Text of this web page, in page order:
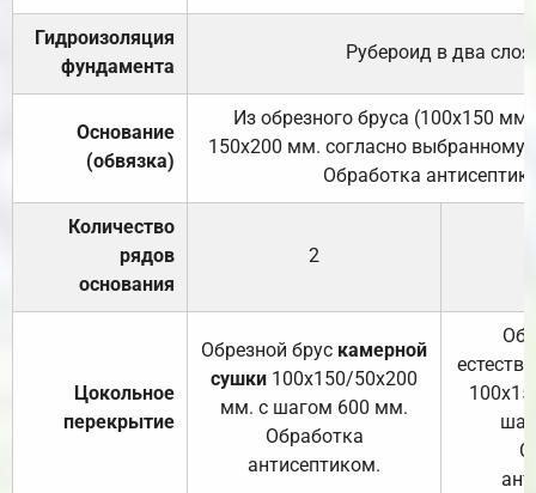
Гидроизоляция
фундамента
Рубероид в два слоя.
Основание
(обвязка)
Из обрезного бруса (100х150
150х200 мм. согласно выбранному
Обработка
Количество
рядов
основания
2
Цокольное
перекрытие
Обрезной брус камерной
сушки 100х150/50х200
мм. с шагом 600 мм.
Обработка
антисептиком.